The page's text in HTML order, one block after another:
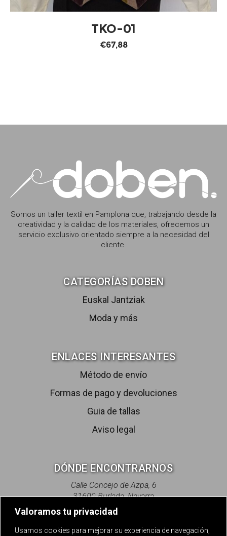
Valoramos tu privacidad
Usamos cookies para mejorar su experiencia de navegación,
SELECCIONAR OPCIONES
TKO-01
€67,88
Somos un taller textil en Pamplona que, trabajando desde la
creatividad y la calidad de los materiales, ofrecemos un
servicio exclusivo orientado siempre a la necesidad del
cliente.
CATEGORÍAS DOBEN
Euskal Jantziak
Moda y más
ENLACES INTERESANTES
Método de envío
Formas de pago y devoluciones
Guia de tallas
Aviso legal
DÓNDE ENCONTRARNOS
Calle Concejo de Azpa, 6
31600 Burlada, Navarra
info@dobentextil.com
+34 610191509